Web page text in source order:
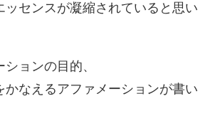
ッセンスが凝縮されていると思い
ョンの目的、
かなえるアファメーションが書い